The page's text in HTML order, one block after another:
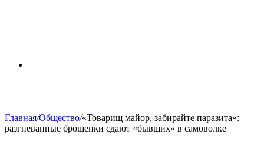
Главная/Общество/«Товарищ майор, забирайте паразита»:
разгневанные брошенки сдают «бывших» в самоволке